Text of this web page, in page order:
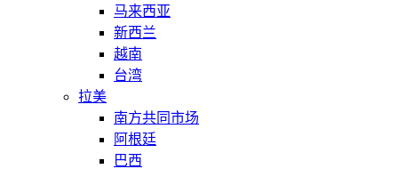
马来西亚
新西兰
越南
台湾
拉美
南方共同市场
阿根廷
巴西